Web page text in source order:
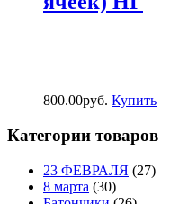
800.00руб. Купить
Категории товаров
23 ФЕВРАЛЯ (27)
8 марта (30)